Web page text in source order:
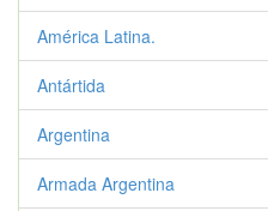
América Latina.
Antártida
Argentina
Armada Argentina